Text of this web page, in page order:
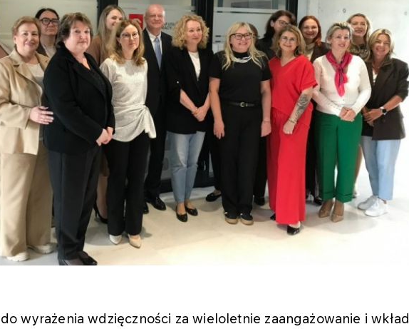
wyrażenia wdzięczności za wieloletnie zaangażowanie i wkład